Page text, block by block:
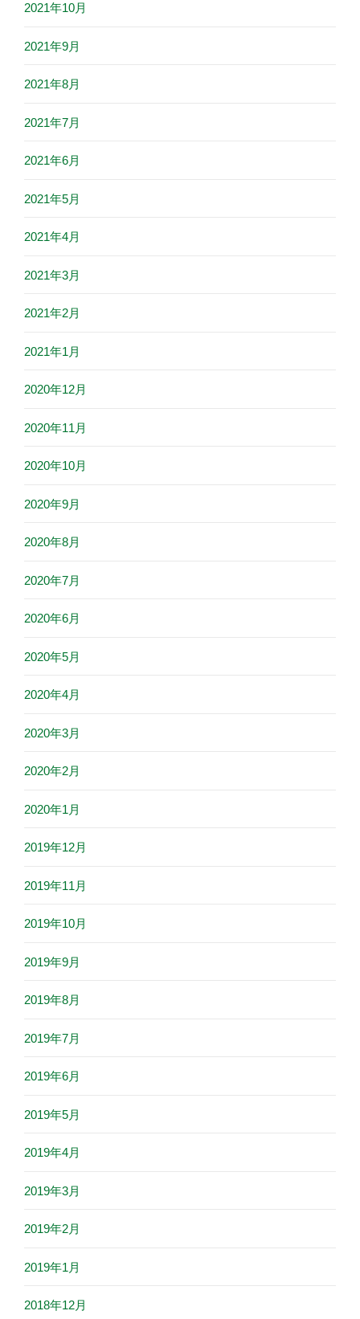
2021年10月
2021年9月
2021年8月
2021年7月
2021年6月
2021年5月
2021年4月
2021年3月
2021年2月
2021年1月
2020年12月
2020年11月
2020年10月
2020年9月
2020年8月
2020年7月
2020年6月
2020年5月
2020年4月
2020年3月
2020年2月
2020年1月
2019年12月
2019年11月
2019年10月
2019年9月
2019年8月
2019年7月
2019年6月
2019年5月
2019年4月
2019年3月
2019年2月
2019年1月
2018年12月